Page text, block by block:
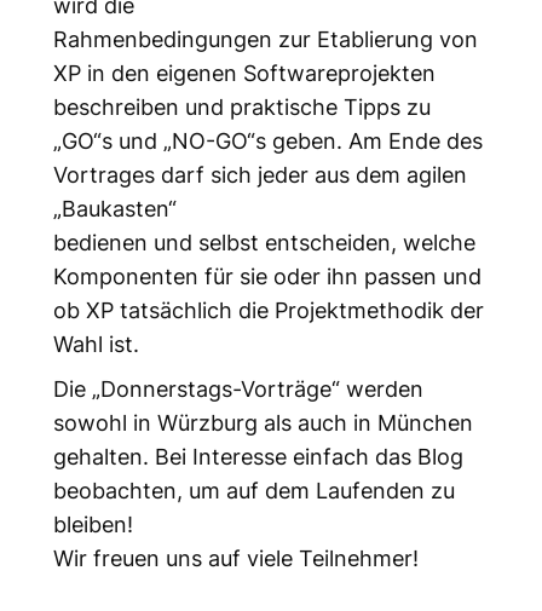
Rahmenbedingungen zur Etablierung von
XP in den eigenen Softwareprojekten
beschreiben und praktische Tipps zu
„GO“s und „NO-GO“s geben. Am Ende des
Vortrages darf sich jeder aus dem agilen
„Baukasten“
bedienen und selbst entscheiden, welche
Komponenten für sie oder ihn passen und
ob XP tatsächlich die Projektmethodik der
Wahl ist.
Die „Donnerstags-Vorträge“ werden
sowohl in Würzburg als auch in München
gehalten. Bei Interesse einfach das Blog
beobachten, um auf dem Laufenden zu
bleiben!
Wir freuen uns auf viele Teilnehmer!